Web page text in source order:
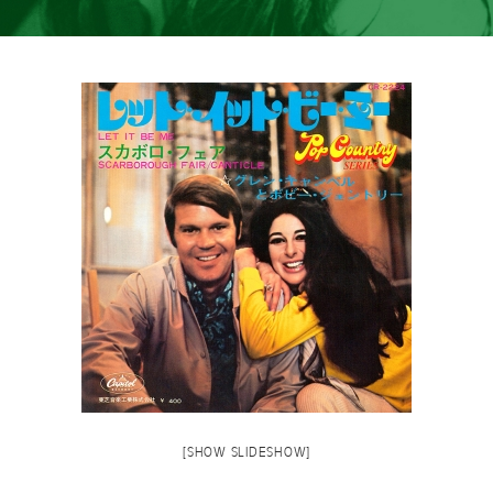
[SHOW SLIDESHOW]